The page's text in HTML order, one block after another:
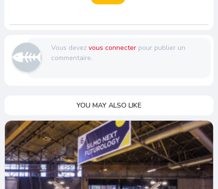
Vous devez vous connecterpour publier un
commentaire.
YOU MAY ALSO LIKE